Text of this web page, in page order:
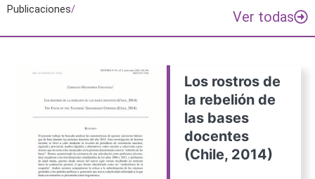
Publicaciones/ Ver todas
Los rostros de
la rebelión de
las bases
docentes
(Chile, 2014)